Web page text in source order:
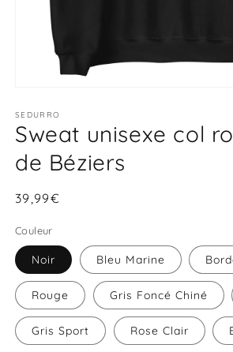
média
1
dans
fenêtre
modale
SEDURRO
Sweat unisexe col
de Béziers
Prix
39,99€
Couleur
Noir Bleu Marine
Rouge Gris Foncé Chiné
Gris Sport Rose Clair